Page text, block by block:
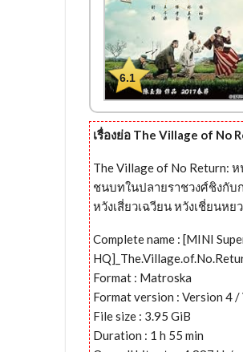
6.1
เรื่องย่อ The Village of No
The Village of No Return:
ชนบทในปลายราชวงศ์ชิงกับ
หวังเสี่ยวเฉวียน หวังเชี่ยนหย
Complete name : [MINI
Format : Matroska
Format version : Version 4 /
File size : 3.95 GiB
Duration : 1 h 55 min